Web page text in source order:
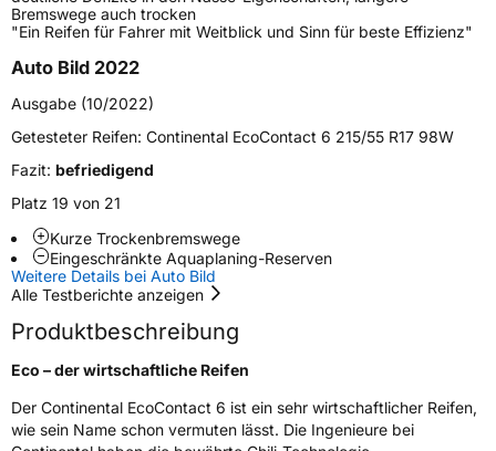
Zustand Neureifen
ElektroJa
EffizienzC
Rollgeräusch (Klasse)B
Rollgeräusch (dB)70
Fahrzeugklasse
C1
3PMSF / Schneeflockensymbol / Alpine-SymbolNein
Bremswege auch trocken
"Ein Reifen für Fahrer mit Weitblick und Sinn für beste Effizienz"
Auto Bild 2022
Ausgabe (10/2022)
Getesteter Reifen: Continental EcoContact 6 215/55 R17 98W
Fazit: befriedigend
Platz 19 von 21
Kurze Trockenbremswege
Eingeschränkte Aquaplaning-Reserven
Weitere Details bei Auto Bild
Alle Testberichte anzeigen
Produktbeschreibung
Eco – der wirtschaftliche Reifen
Der Continental EcoContact 6 ist ein sehr wirtschaftlicher Reifen,
wie sein Name schon vermuten lässt. Die Ingenieure bei